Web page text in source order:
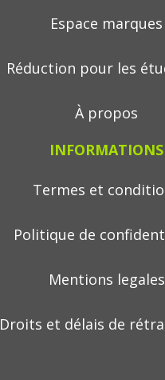
Espace marques
Réduction pour les
À propos
INFORMATIONS
Termes et
Politique de
Mentions legales
Droits et délais de